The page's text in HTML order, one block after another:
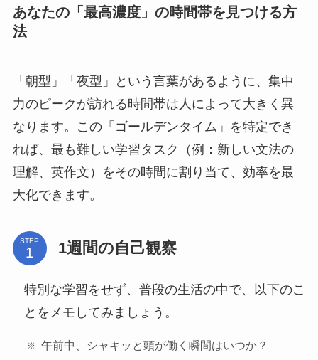
あなたの「最高濃度」の時間帯を見つける方
法
「朝型」「夜型」という言葉があるように、集中
力のピークが訪れる時間帯は人によって大きく異
なります。この「ゴールデンタイム」を特定でき
れば、最も難しい学習タスク（例：新しい文法の
理解、英作文）をその時間に割り当て、効率を最
大化できます。
STEP 1週間の自己観察
特別な学習をせず、普段の生活の中で、以下のこ
とをメモしてみましょう。
午前中、シャキッと頭が働く瞬間はいつか？